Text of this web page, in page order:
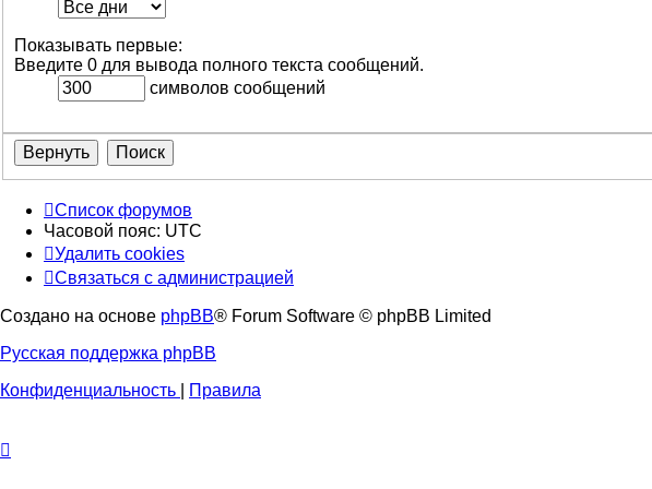
Показывать первые:
Введите 0 для вывода полного текста сообщений.
символов сообщений
Список форумов
Часовой пояс: UTC
Удалить cookies
Связаться с администрацией
Создано на основе phpBB® Forum Software © phpBB Limited
Русская поддержка phpBB
Конфиденциальность
Правила